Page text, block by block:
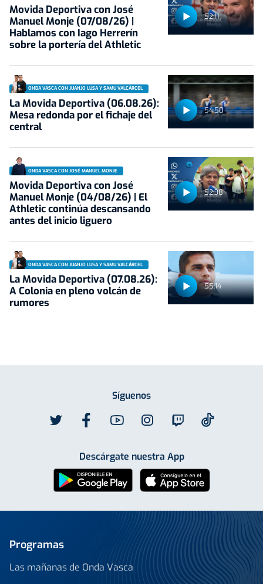
52:11
Movida Deportiva con José
Manuel Monje (07/08/26) |
Hablamos con Iago Herrerín
sobre la portería del Athletic
54:50
ONDA VASCA CON JUANJO LUSA Y SAMU VALCÁRCEL
La Movida Deportiva (06.08.26):
Mesa redonda por el fichaje del
central
52:38
ONDA VASCA CON JOSÉ MANUEL MONJE
Movida Deportiva con José
Manuel Monje (04/08/26) | El
Athletic continúa descansando
antes del inicio liguero
55:14
ONDA VASCA CON JUANJO LUSA Y SAMU VALCÁRCEL
La Movida Deportiva (07.08.26):
A Colonia en pleno volcán de
rumores
Síguenos
Descárgate nuestra App
Programas
Las mañanas de Onda Vasca